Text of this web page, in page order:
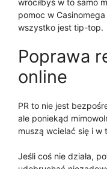
wróciłbyś w to samo
pomoc w
wszystko jest tip-top.
Poprawa
online
PR to nie jest
ale poniekąd
muszą wcielać się i w
Jeśli coś nie działa,